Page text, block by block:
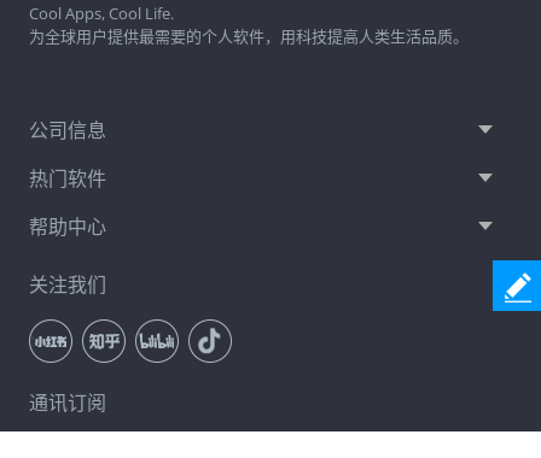
Cool Apps, Cool Life.
为全球用户提供最需要的个人软件，用科技提高人类生活品质。
公司信息
热门软件
帮助中心
关注我们
通讯订阅